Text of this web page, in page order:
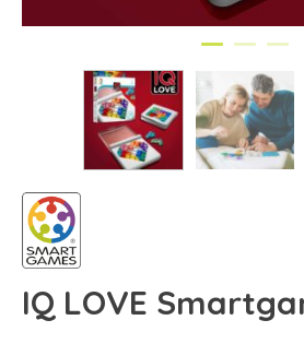
IQ LOVE